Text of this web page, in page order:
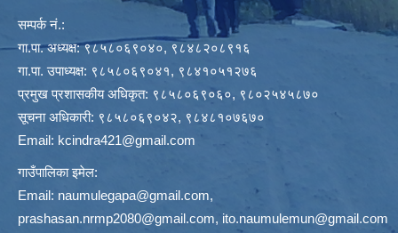
सम्पर्क नं.:
गा.पा. अध्यक्ष: ९८५८०६९०४०, ९८४८२०८९१६
गा.पा. उपाध्यक्ष: ९८५८०६९०४१, ९८४१०५१२७६
प्रमुख प्रशासकीय अधिकृत: ९८५८०६९०६०, ९८०२५४५८७०
सूचना अधिकारी: ९८५८०६९०४२, ९८४८१०७६७०
Email: kcindra421@gmail.com
गाउँपालिका इमेल:
Email: naumulegapa@gmail.com,
prashasan.nrmp2080@gmail.com, ito.naumulemun@gmail.com